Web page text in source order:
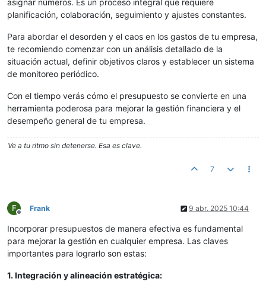
asignar números. Es un proceso integral que requiere
planificación, colaboración, seguimiento y ajustes constantes.
Para abordar el desorden y el caos en los gastos de tu empresa,
te recomiendo comenzar con un análisis detallado de la
situación actual, definir objetivos claros y establecer un sistema
de monitoreo periódico.
Con el tiempo verás cómo el presupuesto se convierte en una
herramienta poderosa para mejorar la gestión financiera y el
desempeño general de tu empresa.
Ve a tu ritmo sin detenerse. Esa es clave.
7
F
Desconectado
Frank 9 abr. 2025 10:44
Incorporar presupuestos de manera efectiva es fundamental
para mejorar la gestión en cualquier empresa. Las claves
importantes para lograrlo son estas:
1. Integración y alineación estratégica: